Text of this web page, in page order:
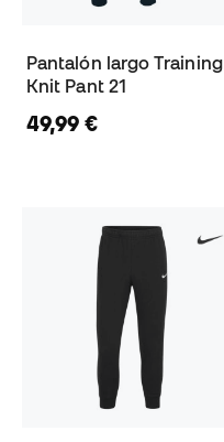
Pantalón largo Training
Knit Pant 21
49,99 €